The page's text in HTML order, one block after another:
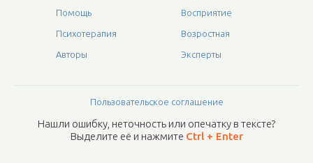
Помощь Восприятие
Психотерапия Возростная
Авторы Эксперты
Пользовательское соглашение
Нашли ошибку, неточность или опечатку в тексте?
Выделите её и нажмите Ctrl + Enter